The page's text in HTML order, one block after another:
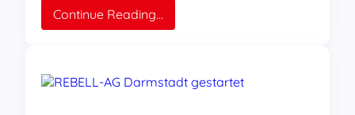
Continue Reading…
AfD-“Bürgerstammtisch“
Wohngebiet?
Nicht